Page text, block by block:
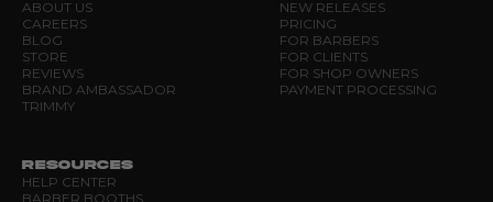
ABOUT US
CAREERS
BLOG
STORE
REVIEWS
BRAND AMBASSADOR
TRIMMY
NEW RELEASES
PRICING
FOR BARBERS
FOR CLIENTS
FOR SHOP OWNERS
PAYMENT PROCESSING
RESOURCES
HELP CENTER
BARBER BOOTHS